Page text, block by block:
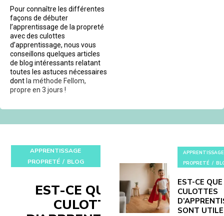
Pour connaître les différentes
façons de débuter
l’apprentissage de la propreté
avec des culottes
d’apprentissage, nous vous
conseillons quelques articles
de blog intéressants relatant
toutes les astuces nécessaires
dont la méthode Fellom,
propre en 3 jours !
APPRENTISSAGE
PROPRETÉ
BLOG
EST-CE QUE LES
CULOTTES
APPRENTISSAGE
PROPRETÉ
EST-CE
CULOTTES
SONT